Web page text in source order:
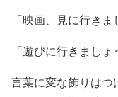
「映画、見に行きま
「遊びに行きましょ
言葉に変な飾りはつ